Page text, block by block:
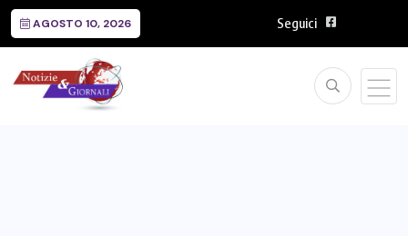
AGOSTO 10, 2026 Seguici